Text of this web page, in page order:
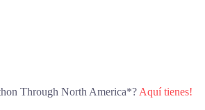
Through North America*? Aquí tienes!